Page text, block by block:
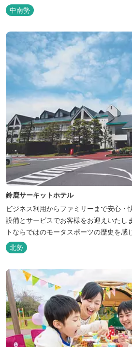
像させる”風穴”などがあり、自然が豊かなス
備。テントサウナもご利用いただけます
した「阿曽温泉」もあります。
中南勢
鈴鹿サーキットホテル
ビジネス利用からファミリーまで安心・
設備とサービスでお客様をお迎えいたし
トならではのモータスポーツの歴史を感
はじめ、ファミリーにおすすめのキッズ
りの詰まった「サーキット キッズルーム
ム」など様々なコンセプトルームをご用
さま連れでも安心し...
北勢